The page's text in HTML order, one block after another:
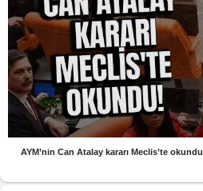
AYM’nin Can Atalay kararı Meclis’te okundu